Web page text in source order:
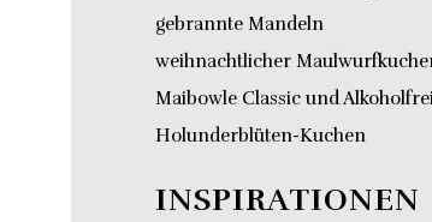
gebrannte Mandeln
weihnachtlicher
Maibowle Classic und
Holunderblüten-Kuchen
INSPIRATIONEN